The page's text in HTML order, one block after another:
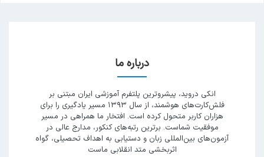
درباره ما
انکی دروید، پیشروترین پلتفرم آموزشی ایران مبتنی بر
فلش‌کارت‌های هوشمند، از سال ۱۳۹۳ مسیر یادگیری را برای
هزاران کاربر متحول کرده است. افتخار ما همراهی در مسیر
موفقیت شماست. برترین رتبه‌های کنکور، مدارج عالی در
آزمون‌های بین‌المللی زبان و دستیابی به اهداف تحصیلی، گواه
اثربخشی متد انقلابی ماست